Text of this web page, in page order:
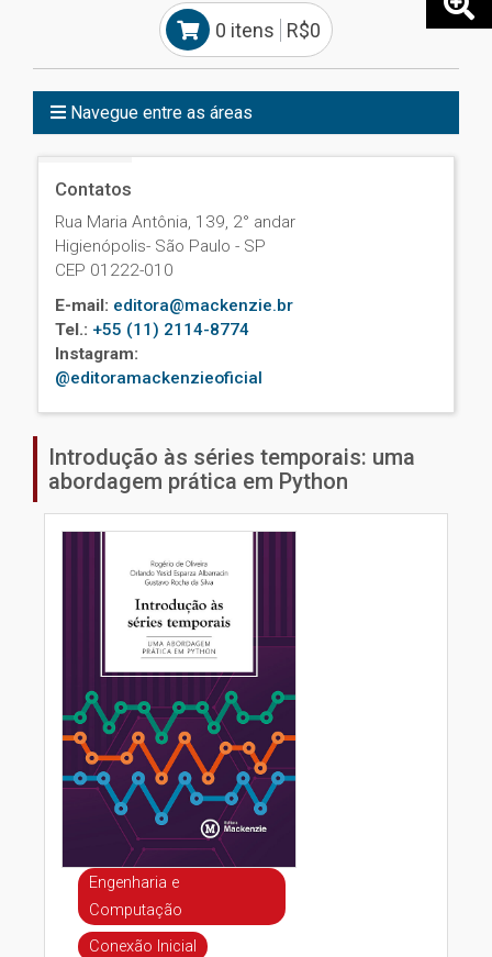
0 itens R$0
Navegue entre as áreas
Contatos
Rua Maria Antônia, 139, 2° andar
Higienópolis- São Paulo - SP
CEP 01222-010
E-mail: editora@mackenzie.br
Tel.: +55 (11) 2114-8774
Instagram:
@editoramackenzieoficial
Introdução às séries temporais: uma
abordagem prática em Python
Engenharia e
Computação
Conexão Inicial